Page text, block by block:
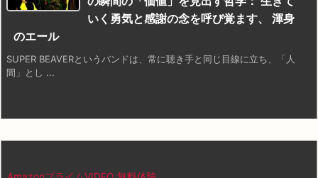
いく勇気と感謝の念を呼び覚ます、 渾身
のエール
SUPER BEAVERというバンドは、常に聴き手と同じ目線に立ち、「人
間」とし ...